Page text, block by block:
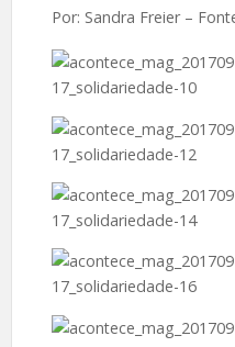
Por: Sandra Freier –